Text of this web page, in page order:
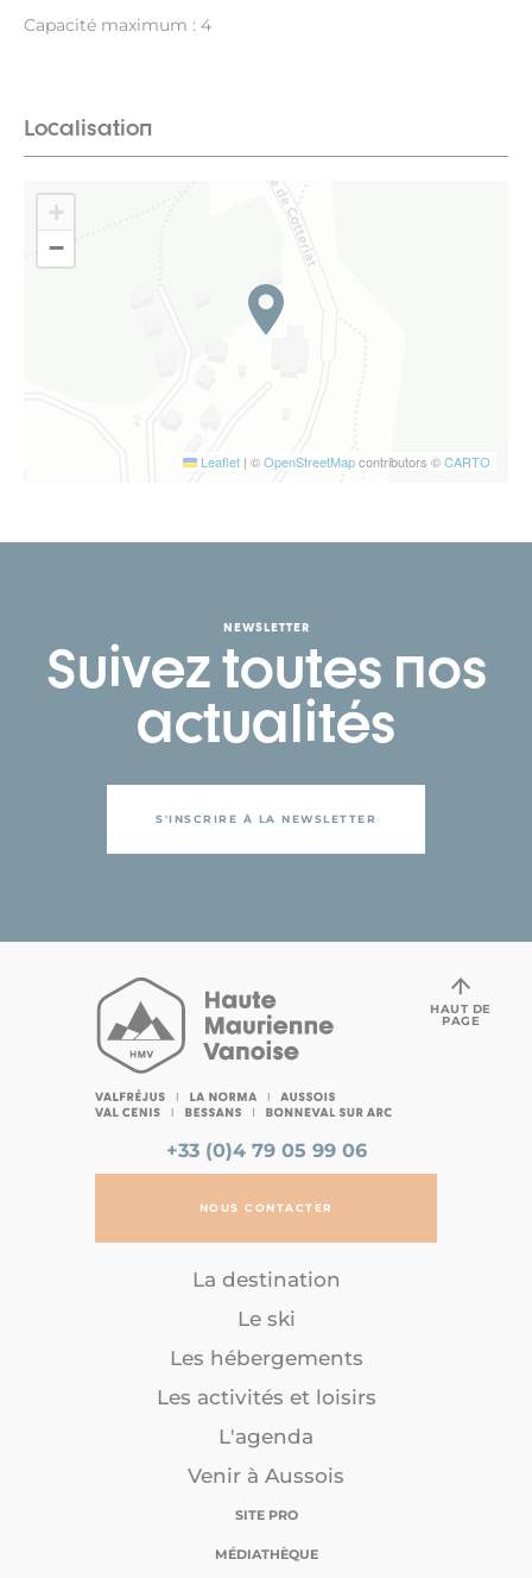
Capacité maximum : 4
Localisation
+
−
Leaflet | ©OpenStreetMapcontributors ©CARTO
NEWSLETTER
Suivez toutes nos
actualités
S'INSCRIRE À LA NEWSLETTER
+33 (0)4 79 05 99 06
NOUS CONTACTER
La destination
Le ski
Les hébergements
Les activités et loisirs
L'agenda
Venir à Aussois
SITE PRO
MÉDIATHÈQUE
HAUT DE
PAGE